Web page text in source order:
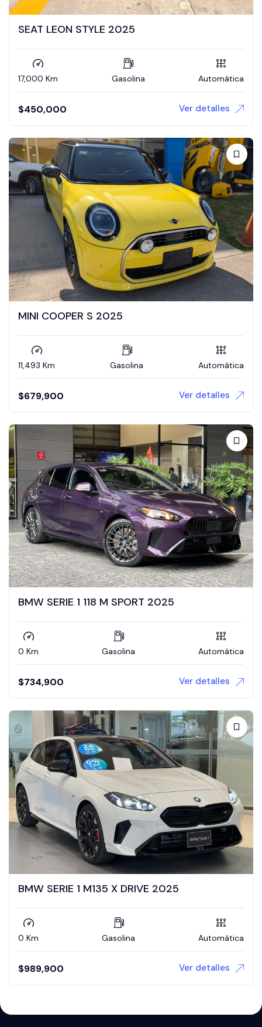
SEAT LEON STYLE 2025
17,000 Km Gasolina Automática
$450,000 Ver detalles
MINI COOPER S 2025
11,493 Km Gasolina Automática
$679,900 Ver detalles
BMW SERIE 1 118 M SPORT 2025
0 Km Gasolina Automática
$734,900 Ver detalles
BMW SERIE 1 M135 X DRIVE 2025
0 Km Gasolina Automática
$989,900 Ver detalles